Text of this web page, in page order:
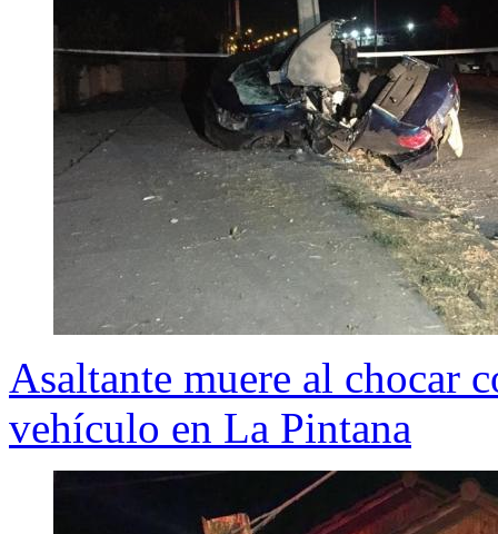
Asaltante muere al chocar
vehículo en La Pintana